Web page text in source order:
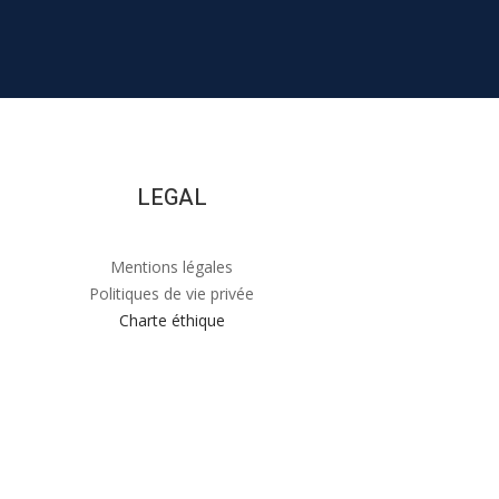
LEGAL
Mentions légales
Politiques de vie privée
Charte éthique